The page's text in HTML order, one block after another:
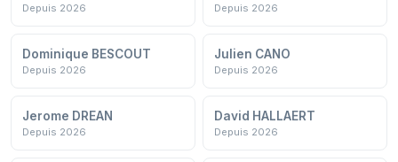
Depuis 2026 Depuis 2026
Dominique BESCOUT
Depuis 2026
Julien CANO
Depuis 2026
Jerome DREAN
Depuis 2026
David HALLAERT
Depuis 2026